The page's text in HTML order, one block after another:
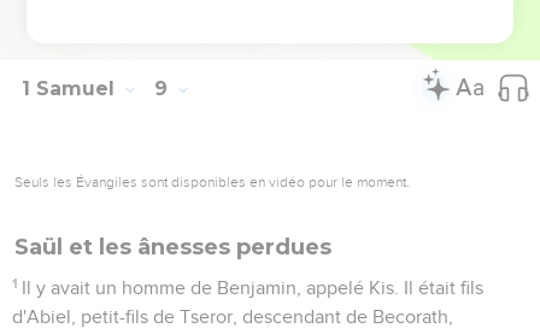
1 Samuel 9
Seuls les Évangiles sont disponibles en vidéo pour le moment.
Saül et les ânesses perdues
1 Il y avait un homme de Benjamin, appelé Kis. Il était fils
d'Abiel, petit-fils de Tseror, descendant de Becorath,